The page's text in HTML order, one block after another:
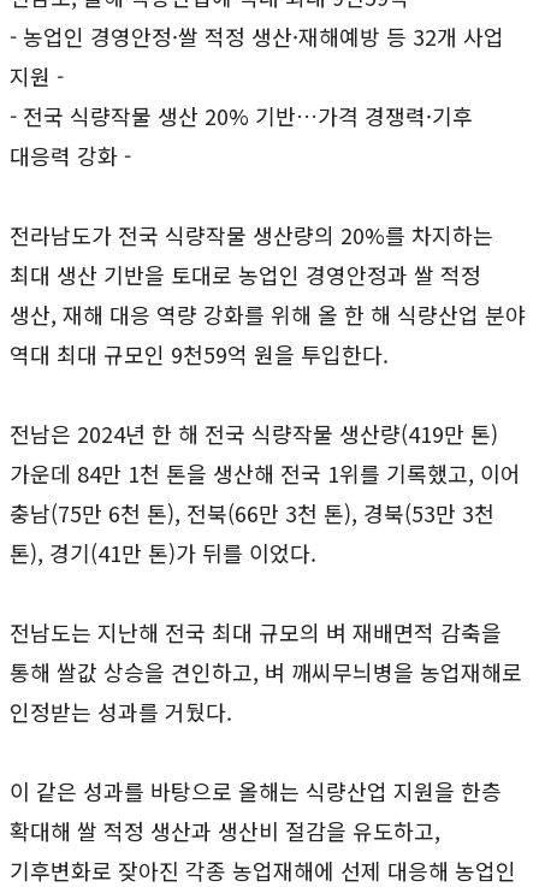
- 농업인 경영안정·쌀 적정 생산·재해예방 등 32개 사업
지원 -
- 전국 식량작물 생산 20% 기반…가격 경쟁력·기후
대응력 강화 -
전라남도가 전국 식량작물 생산량의 20%를 차지하는
최대 생산 기반을 토대로 농업인 경영안정과 쌀 적정
생산, 재해 대응 역량 강화를 위해 올 한 해 식량산업 분야
역대 최대 규모인 9천59억 원을 투입한다.
전남은 2024년 한 해 전국 식량작물 생산량(419만 톤)
가운데 84만 1천 톤을 생산해 전국 1위를 기록했고, 이어
충남(75만 6천 톤), 전북(66만 3천 톤), 경북(53만 3천
톤), 경기(41만 톤)가 뒤를 이었다.
전남도는 지난해 전국 최대 규모의 벼 재배면적 감축을
통해 쌀값 상승을 견인하고, 벼 깨씨무늬병을 농업재해로
인정받는 성과를 거뒀다.
이 같은 성과를 바탕으로 올해는 식량산업 지원을 한층
확대해 쌀 적정 생산과 생산비 절감을 유도하고,
기후변화로 잦아진 각종 농업재해에 선제 대응해 농업인